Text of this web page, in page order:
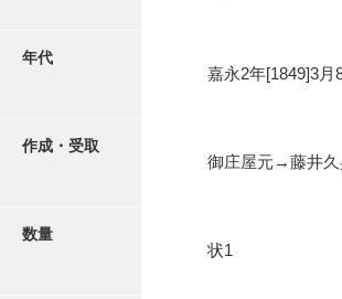
年代
嘉永2年[1849]3月
作成・受取
御庄屋元→藤井久
数量
状1